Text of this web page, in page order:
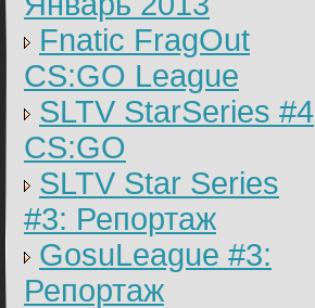
Fnatic FragOut
CS:GO League
SLTV StarSeries #4
CS:GO
SLTV Star Series
#3: Репортаж
GosuLeague #3:
Репортаж